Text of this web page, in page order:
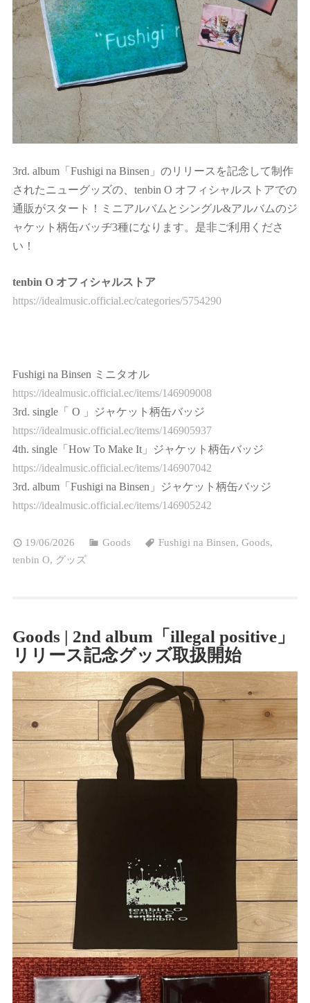
3rd. album「Fushigi na Binsen」のリリースを記念して制作
されたニューグッズの、tenbin O オフィシャルストアでの
通販がスタート！ミニアルバムとシングル&アルバムのジ
ャケット柄缶バッヂ3種になります。是非ご利用くださ
い！
tenbin O オフィシャルストア
https://idealmusic.official.ec/categories/5754290
Fushigi na Binsen ミニタオル
https://idealmusic.official.ec/items/146909008
3rd. single「 O 」ジャケット柄缶バッジ
https://idealmusic.official.ec/items/146905937
4th. single「How To Make It」ジャケット柄缶バッジ
https://idealmusic.official.ec/items/146907042
3rd. album「Fushigi na Binsen」ジャケット柄缶バッジ
https://idealmusic.official.ec/items/146905242
19/06/2026 Goods Fushigi na Binsen, Goods,
tenbin O, グッズ
Goods | 2nd album「illegal positive」
リリース記念グッズ取扱開始